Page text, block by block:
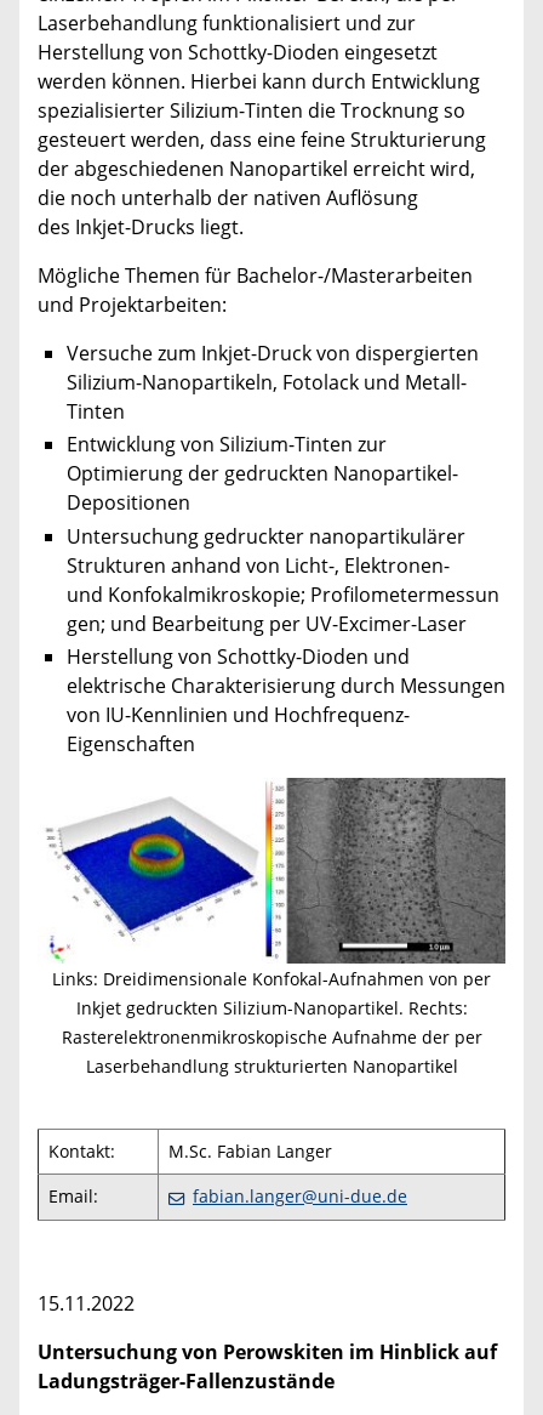
Laserbehandlung funktionalisiert und zur
Herstellung von Schottky-Dioden eingesetzt
werden können. Hierbei kann durch Entwicklung
spezialisierter Silizium-Tinten die Trocknung so
gesteuert werden, dass eine feine Strukturierung
der abgeschiedenen Nanopartikel erreicht wird,
die noch unterhalb der nativen Auflösung
des Inkjet-Drucks liegt.
Mögliche Themen für Bachelor-/Masterarbeiten
und Projektarbeiten:
Versuche zum Inkjet-Druck von dispergierten
Silizium-Nanopartikeln, Fotolack und Metall-
Tinten
Entwicklung von Silizium-Tinten zur
Optimierung der gedruckten Nanopartikel-
Depositionen
Untersuchung gedruckter nanopartikulärer
Strukturen anhand von Licht-, Elektronen-
und Konfokalmikroskopie; Profilometermessun
gen; und Bearbeitung per UV-Excimer-Laser
Herstellung von Schottky-Dioden und
elektrische Charakterisierung durch Messungen
von IU-Kennlinien und Hochfrequenz-
Eigenschaften
Links: Dreidimensionale Konfokal-Aufnahmen von per
Inkjet gedruckten Silizium-Nanopartikel. Rechts:
Rasterelektronenmikroskopische Aufnahme der per
Laserbehandlung strukturierten Nanopartikel
Kontakt:
M.Sc. Fabian Langer
Email:
fabian.langer@uni-due.de
15.11.2022
Untersuchung von Perowskiten im Hinblick auf
Ladungsträger-Fallenzustände